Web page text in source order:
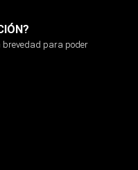
brevedad para poder